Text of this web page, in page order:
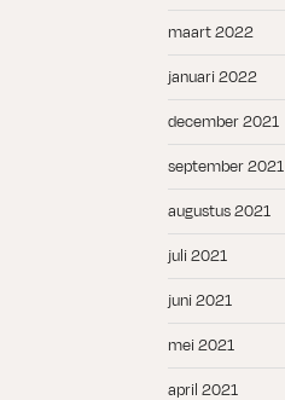
maart 2022
januari 2022
december 2021
september 2021
augustus 2021
juli 2021
juni 2021
mei 2021
april 2021